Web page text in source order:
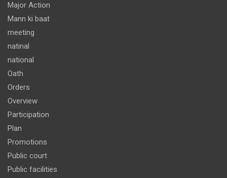
Major Action
Mann ki baat
meeting
natinal
national
Oath
Orders
Overview
Participation
Plan
Promotions
Public court
Public facilities